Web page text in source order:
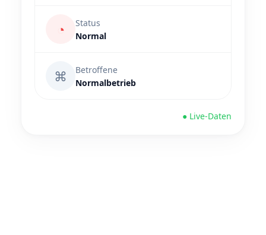
◔
Status
Normal
⌘
Betroffene
Normalbetrieb
● Live-Daten